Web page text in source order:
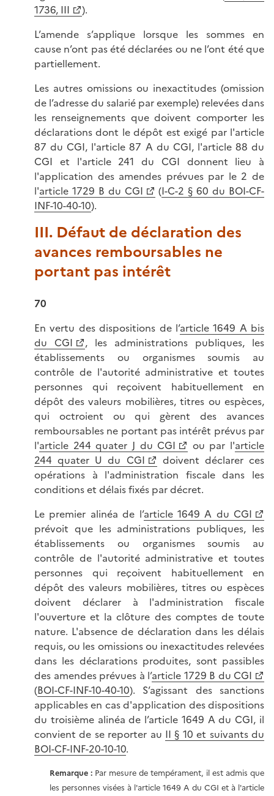
1736, III
).
L’amende s’applique lorsque les sommes en
cause n’ont pas été déclarées ou ne l’ont été que
partiellement.
Les autres omissions ou inexactitudes (omission
de l’adresse du salarié par exemple) relevées dans
les renseignements que doivent comporter les
déclarations dont le dépôt est exigé par l'article
87 du CGI, l'article 87 A du CGI, l'article 88 du
CGI et l'article 241 du CGI donnent lieu à
l'application des amendes prévues par le 2 de
l'article 1729 B du CGI (I-C-2 § 60 du BOI-CF-
INF-10-40-10).
III. Défaut de déclaration des
avances remboursables ne
portant pas intérêt
70
En vertu des dispositions de l’article 1649 A bis
du CGI
, les administrations publiques, les
établissements ou organismes soumis au
contrôle de l'autorité administrative et toutes
personnes qui reçoivent habituellement en
dépôt des valeurs mobilières, titres ou espèces,
qui octroient ou qui gèrent des avances
remboursables ne portant pas intérêt prévus par
l'article 244 quater J du CGI ou par l'article
244 quater U du CGI
doivent déclarer ces
opérations à l'administration fiscale dans les
conditions et délais fixés par décret.
Le premier alinéa de l’article 1649 A du CGI
prévoit que les administrations publiques, les
établissements ou organismes soumis au
contrôle de l'autorité administrative et toutes
personnes qui reçoivent habituellement en
dépôt des valeurs mobilières, titres ou espèces
doivent déclarer à l'administration fiscale
l'ouverture et la clôture des comptes de toute
nature. L'absence de déclaration dans les délais
requis, ou les omissions ou inexactitudes relevées
dans les déclarations produites, sont passibles
des amendes prévues à l’article 1729 B du CGI
(BOI-CF-INF-10-40-10). S’agissant des sanctions
applicables en cas d'application des dispositions
du troisième alinéa de l’article 1649 A du CGI, il
convient de se reporter au II § 10 et suivants du
BOI-CF-INF-20-10-10.
Remarque : Par mesure de tempérament, il est admis que
les personnes visées à l'article 1649 A du CGI et à l'article